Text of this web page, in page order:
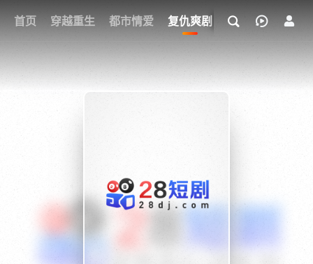
首页 穿越重生 都市情爱 复仇爽剧 玄幻武侠 奇幻
我的观影记录